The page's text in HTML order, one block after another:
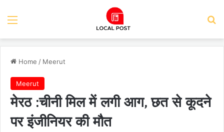
Menu
Home / Meerut
Meerut
मेरठ :चीनी मिल में लगी आग, छत से कूदने
पर इंजीनियर की मौत